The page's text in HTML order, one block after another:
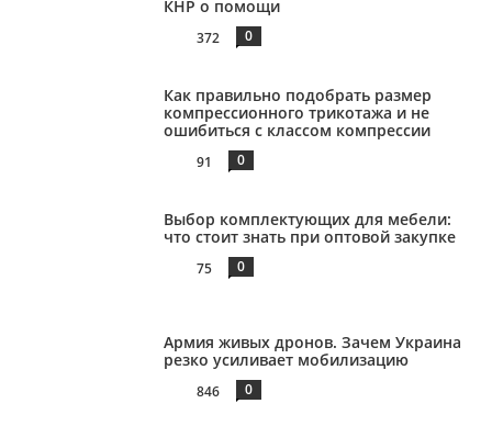
КНР о помощи
372 0
Как правильно подобрать размер
компрессионного трикотажа и не
ошибиться с классом компрессии
91 0
Выбор комплектующих для мебели:
что стоит знать при оптовой закупке
75 0
Армия живых дронов. Зачем Украина
резко усиливает мобилизацию
846 0